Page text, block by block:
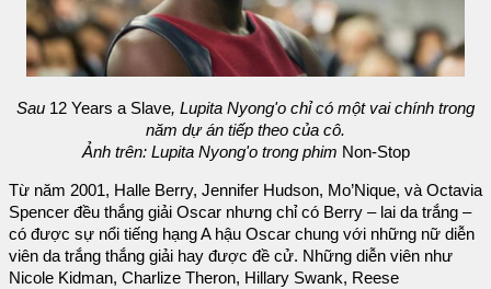
Sau 12 Years a Slave, Lupita Nyong'o chỉ có một vai chính trong
năm dự án tiếp theo của cô.
Ảnh trên: Lupita Nyong'o trong phim Non-Stop
Từ năm 2001, Halle Berry, Jennifer Hudson, Mo’Nique, và Octavia
Spencer đều thắng giải Oscar nhưng chỉ có Berry – lai da trắng –
có được sự nổi tiếng hạng A hậu Oscar chung với những nữ diễn
viên da trắng thắng giải hay được đề cử. Những diễn viên như
Nicole Kidman, Charlize Theron, Hillary Swank, Reese